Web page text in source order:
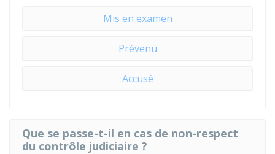
Mis en examen
Prévenu
Accusé
Que se passe-t-il en cas de non-respect
du contrôle judiciaire ?